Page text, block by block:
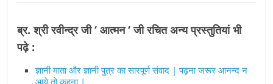
ब्र. श्री रवीन्द्र जी ‘ आत्मन ‘ जी रचित अन्य प्रस्तुतियां भी
पढ़े :
ज्ञानी माता और ज्ञानी पुत्र का सारपूर्ण संवाद | पढ़ना जरूर आनन्द न
आये तो कहना |